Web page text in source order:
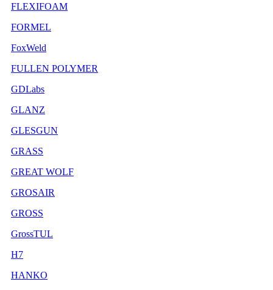
FLEXIFOAM
FORMEL
FoxWeld
FULLEN POLYMER
GDLabs
GLANZ
GLESGUN
GRASS
GREAT WOLF
GROSAIR
GROSS
GrossTUL
H7
HANKO